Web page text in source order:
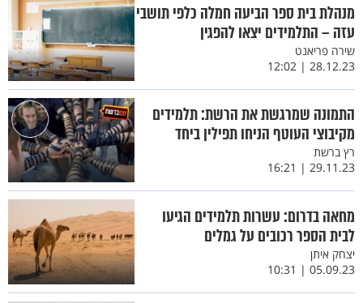
מנהלת בית ספר הביעה חמלה כלפי תושבי
עזה – התלמידים יצאו להפגין
שירה פריאנט
28.12.23 | 12:02
התמונה שמרגשת את הרשת: תלמידים
מקיבוצי העוטף הניחו תפילין ביחד
רץ ברשת
29.11.23 | 16:21
מחאה בדרום: עשרות תלמידים הגיעו
לבית הספר רכובים על גמלים
יצחק איתן
05.09.23 | 10:31